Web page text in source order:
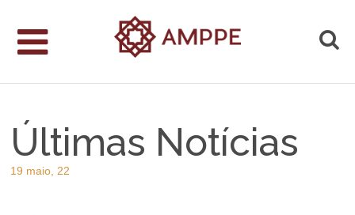
Últimas Notícias
19 maio, 22